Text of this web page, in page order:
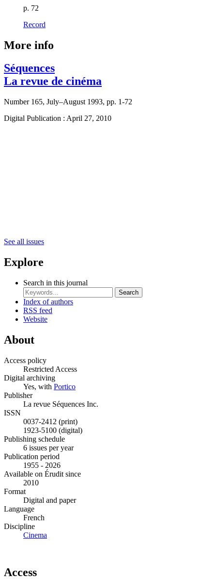
p. 72
Record
More info
Séquences
La revue de cinéma
Number 165, July–August 1993, pp. 1-72
Digital Publication : April 27, 2010
See all issues
Explore
Search in this journal
Search
Index of authors
RSS feed
Website
About
Access policy
Restricted Access
Digital archiving
Yes, with Portico
Publisher
La revue Séquences Inc.
ISSN
0037-2412 (print)
1923-5100 (digital)
Publishing schedule
6 issues per year
Publication period
1955 - 2026
Available on Érudit since
2010
Format
Digital and paper
Language
French
Discipline
Cinema
Access